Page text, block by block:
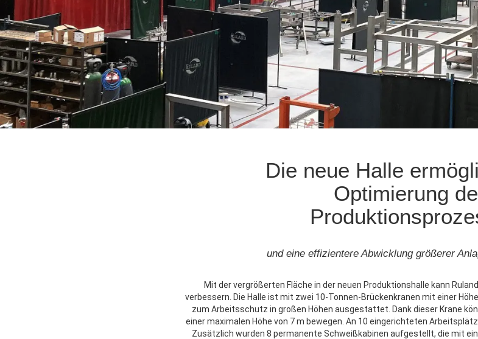
Die neue Halle
Optimierung
und eine effizientere Abwicklung größerer
Mit der vergrößerten Fläche in der neuen Produktionshalle kann
verbessern. Die Halle ist mit zwei 10-Tonnen-Brückenkranen mit einer
zum Arbeitsschutz in großen Höhen ausgestattet. Dank dieser Krane
einer maximalen Höhe von 7 m bewegen. An 10 eingerichteten
Zusätzlich wurden 8 permanente Schweißkabinen aufgestellt, die mit